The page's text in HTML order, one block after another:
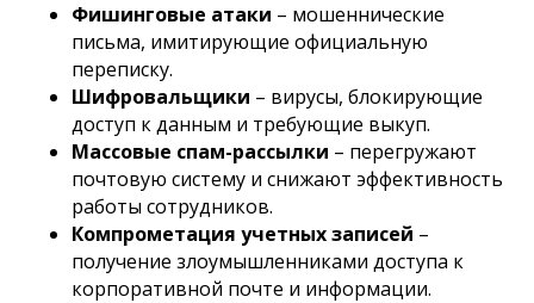
Фишинговые атаки – мошеннические
письма, имитирующие официальную
переписку.
Шифровальщики – вирусы, блокирующие
доступ к данным и требующие выкуп.
Массовые спам-рассылки – перегружают
почтовую систему и снижают эффективность
работы сотрудников.
Компрометация учетных записей –
получение злоумышленниками доступа к
корпоративной почте и информации.